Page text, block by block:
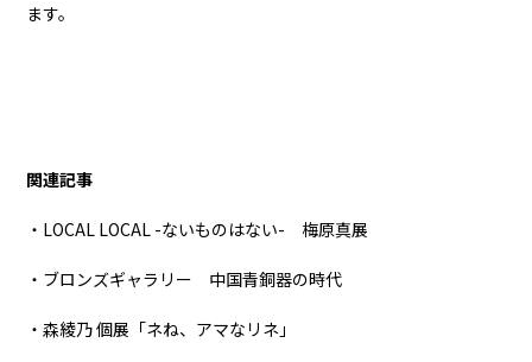
ます。
関連記事
・LOCAL LOCAL -ないものはない- 梅原真展
・ブロンズギャラリー 中国青銅器の時代
・森綾乃 個展「ネね、アマなリネ」